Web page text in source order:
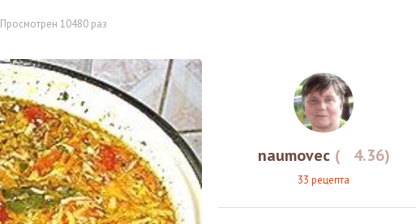
Просмотрен 10480 раз
naumovec ( 4.36)
33 рецепта